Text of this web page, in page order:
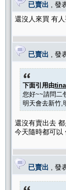
已賣出 , 發
還沒人來買 有
已賣出 , 發
下面引用由
您好~~請問二
明天會去新竹,
還沒有賣出去
今天隨時都可以
已賣出 , 發